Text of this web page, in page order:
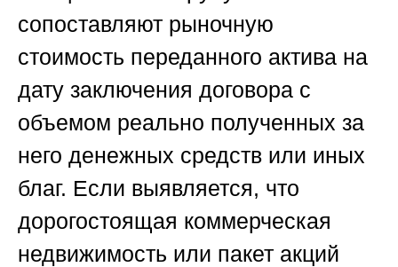
сопоставляют рыночную
стоимость переданного актива на
дату заключения договора с
объемом реально полученных за
него денежных средств или иных
благ. Если выявляется, что
дорогостоящая коммерческая
недвижимость или пакет акций